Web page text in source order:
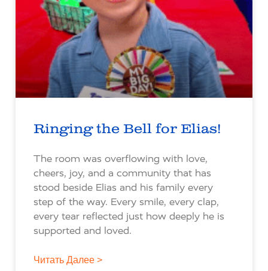
Ringing the Bell for Elias!
The room was overflowing with love,
cheers, joy, and a community that has
stood beside Elias and his family every
step of the way. Every smile, every clap,
every tear reflected just how deeply he is
supported and loved.
Читать Далее >